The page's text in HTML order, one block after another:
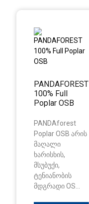
PANDAFOREST
100% Full
Poplar OSB
PANDAforest
Poplar OSB არის
მაღალი
ხარისხის,
მსუბუქი,
ტენიანობის
მდგრადი OS...